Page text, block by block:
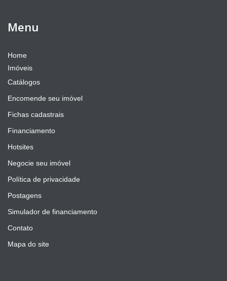
Menu
Home
Imóveis
Catálogos
Encomende seu imóvel
Fichas cadastrais
Financiamento
Hotsites
Negocie seu imóvel
Política de privacidade
Postagens
Simulador de financiamento
Contato
Mapa do site